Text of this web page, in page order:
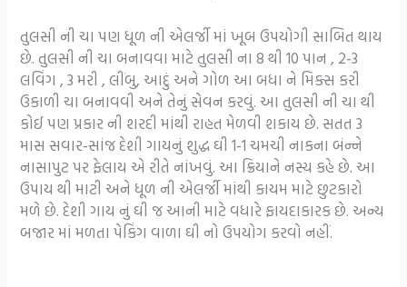
તુલસી ની ચા પણ ધૂળ ની એલર્જી માં ખૂબ ઉપયોગી સાબિત થાય
છે. તુલસી ની ચા બનાવવા માટે તુલસી ના 8 થી 10 પાન , 2-3
લવિંગ , 3 મરી , લીંબુ, આદું અને ગોળ આ બધા ને મિક્સ કરી
ઉકાળી ચા બનાવવી અને તેનું સેવન કરવું. આ તુલસી ની ચા થી
કોઈ પણ પ્રકાર ની શરદી માંથી રાહત મેળવી શકાય છે. સતત 3
માસ સવાર-સાંજ દેશી ગાયનું શુદ્ધ ઘી 1-1 ચમચી નાકના બંન્ને
નાસાપુટ પર ફેલાય એ રીતે નાંખવું. આ ક્રિયાને નસ્ય કહે છે. આ
ઉપાય થી માટી અને ધૂળ ની એલર્જી માંથી કાયમ માટે છુટકારો
મળે છે. દેશી ગાય નું ઘી જ આની માટે વધારે ફાયદાકારક છે. અન્ય
બજાર માં મળતા પેકિંગ વાળા ઘી નો ઉપયોગ કરવો નહીં.